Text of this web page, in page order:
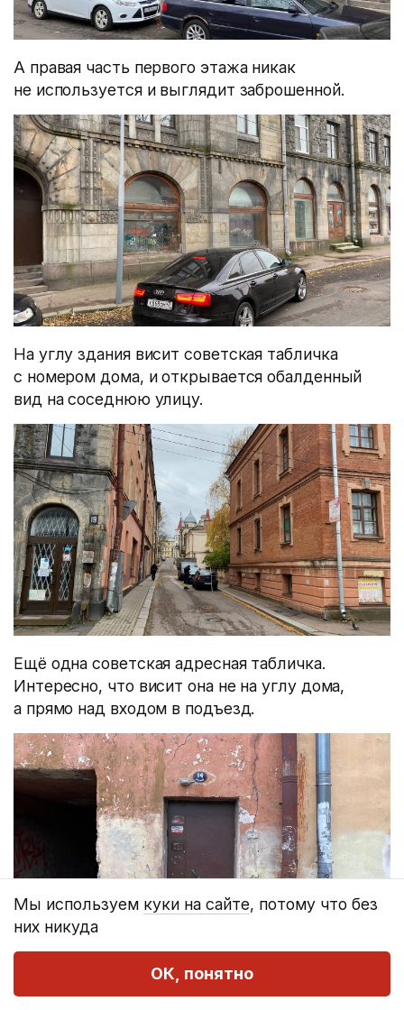
Мы используем куки на сайте, потому что без
них никуда
ОК, понятно
А правая часть первого этажа никак
не используется и выглядит заброшенной.
На углу здания висит советская табличка
с номером дома, и открывается обалденный
вид на соседнюю улицу.
Ещё одна советская адресная табличка.
Интересно, что висит она не на углу дома,
а прямо над входом в подъезд.
Дом, где чудом уцелели балкон
и оригинальные деревянные рамы на втором